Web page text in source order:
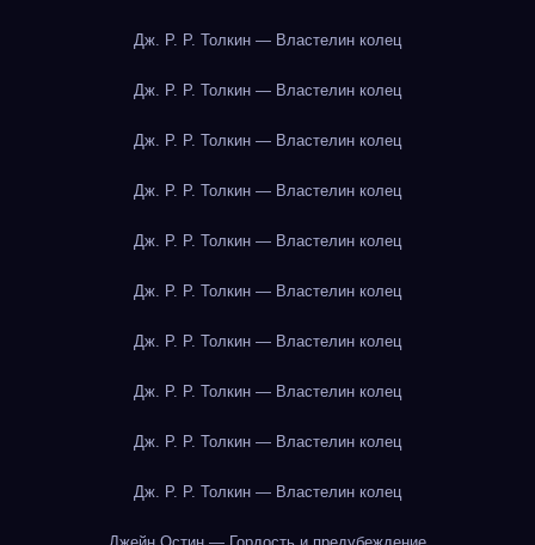
Дж. Р. Р. Толкин — Властелин колец
Дж. Р. Р. Толкин — Властелин колец
Дж. Р. Р. Толкин — Властелин колец
Дж. Р. Р. Толкин — Властелин колец
Дж. Р. Р. Толкин — Властелин колец
Дж. Р. Р. Толкин — Властелин колец
Дж. Р. Р. Толкин — Властелин колец
Дж. Р. Р. Толкин — Властелин колец
Дж. Р. Р. Толкин — Властелин колец
Дж. Р. Р. Толкин — Властелин колец